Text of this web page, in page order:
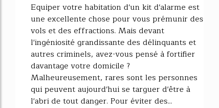
Equiper votre habitation d'un kit d'alarme est
une excellente chose pour vous prémunir des
vols et des effractions. Mais devant
l'ingéniosité grandissante des délinquants et
autres criminels, avez-vous pensé à fortifier
davantage votre domicile ?
Malheureusement, rares sont les personnes
qui peuvent aujourd'hui se targuer d'être à
l'abri de tout danger. Pour éviter des...